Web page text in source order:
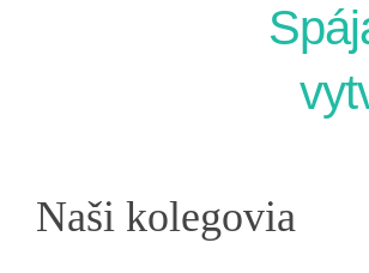
Naši kolegovia